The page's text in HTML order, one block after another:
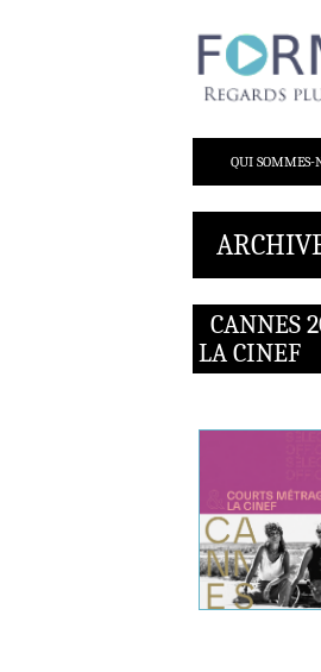
QUI SOMMES-
CANNES
LA CINEF